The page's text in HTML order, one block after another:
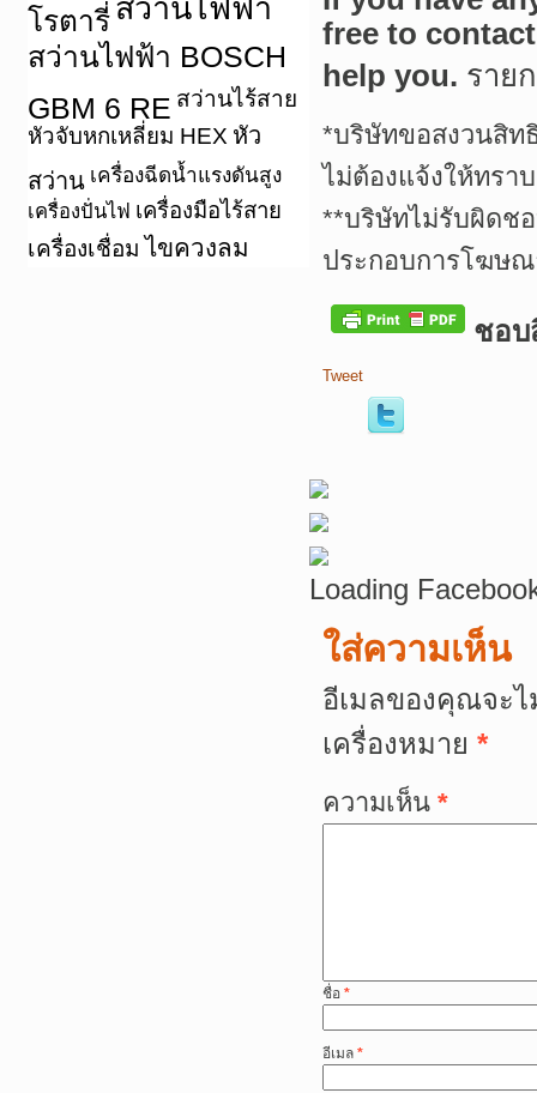
โรตารี่ สว่านไฟฟ้า
สว่านไฟฟ้า BOSCH
GBM 6 RE สว่านไร้สาย
หัวจับหกเหลี่ยม HEX หัว
สว่าน เครื่องฉีดน้ำแรงดันสูง
เครื่องปั่นไฟ เครื่องมือไร้สาย
เครื่องเชื่อม ไขควงลม
free to
help you. ราย
*บริษัทขอสงวนสิท
ไม่ต้องแจ้งให้ทรา
**บริษัทไม่รับผิดช
ประกอบการโฆษ
ชอบ
Tweet
Loading
ใส่ความเห็น
อีเมลของคุณจะ
เครื่องหมาย *
ความเห็น *
ชื่อ *
อีเมล *